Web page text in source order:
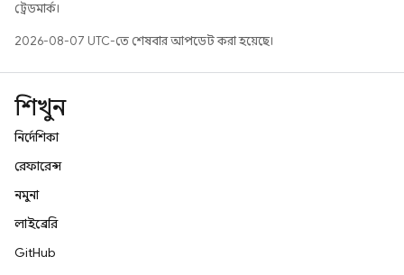
ট্রেডমার্ক।
2026-08-07 UTC-তে শেষবার আপডেট করা হয়েছে।
শিখুন
নির্দেশিকা
রেফারেন্স
নমুনা
লাইব্রেরি
GitHub